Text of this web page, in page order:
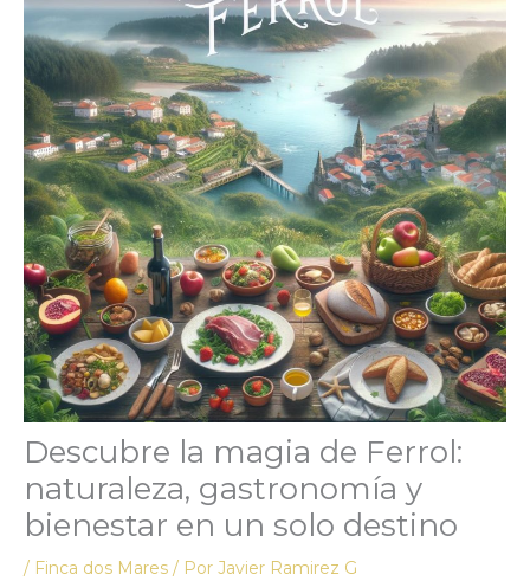
Descubre la magia de Ferrol:
naturaleza, gastronomía y
bienestar en un solo destino
/ Finca dos Mares / Por Javier Ramirez G